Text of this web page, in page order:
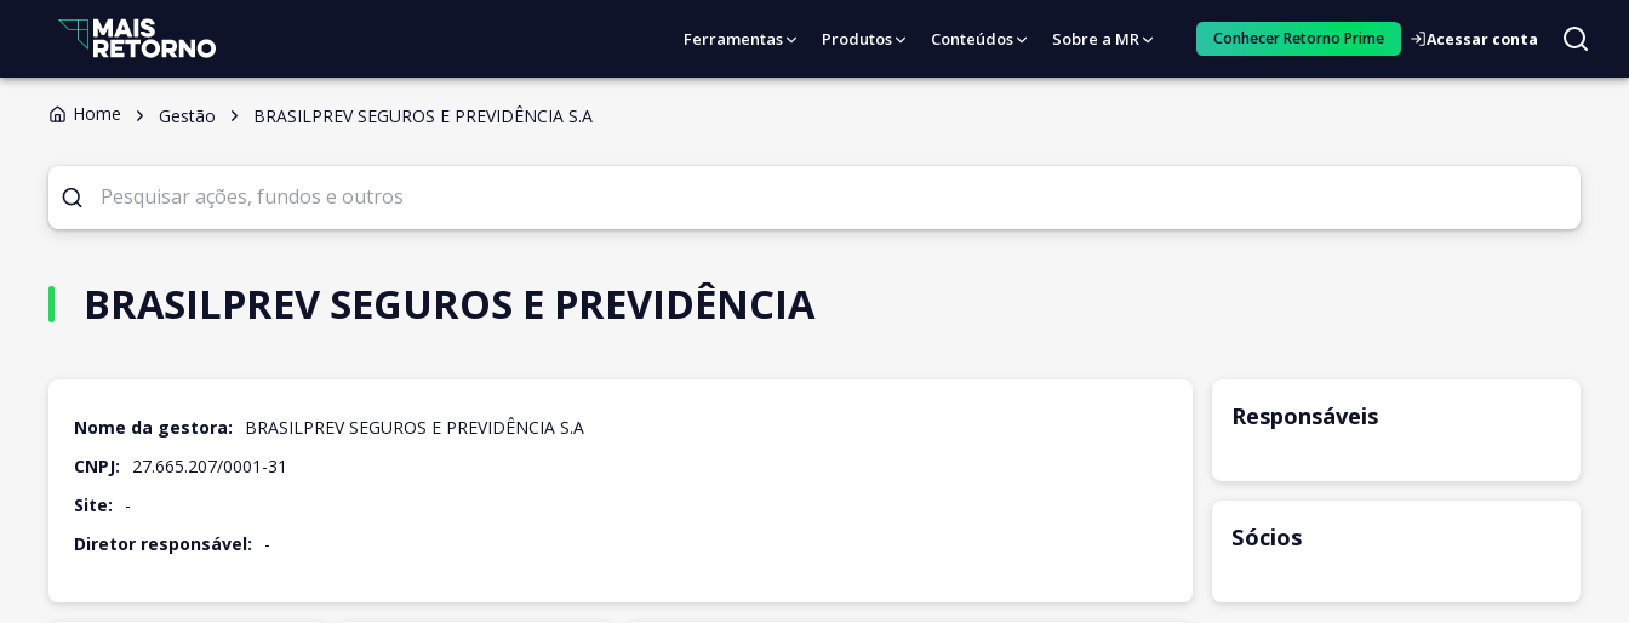
Ferramentas Produtos Conteúdos Sobre a MR Conhecer Retorno Prime Acessar conta
Home Gestão BRASILPREV SEGUROS E PREVIDÊNCIA S.A
BRASILPREV SEGUROS E PREVIDÊNCIA
Nome da gestora:
BRASILPREV SEGUROS E PREVIDÊNCIA S.A
CNPJ:
27.665.207/0001-31
Site:
-
Diretor responsável:
-
Responsáveis
Sócios